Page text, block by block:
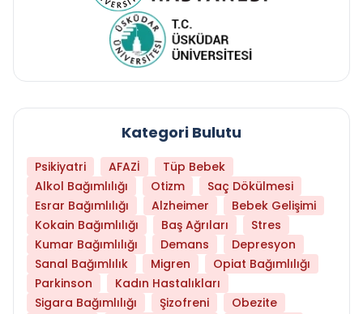
Kategori Bulutu
Psikiyatri AFAZİ
Tüp Bebek
Alkol Bağımlılığı
Otizm
Saç Dökülmesi
Esrar Bağımlılığı
Alzheimer
Bebek Gelişimi
Kokain Bağımlılığı
Baş Ağrıları
Stres
Kumar Bağımlılığı
Demans
Depresyon
Sanal Bağımlılık
Migren
Opiat Bağımlılığı
Parkinson
Kadın Hastalıkları
Sigara Bağımlılığı
Şizofreni
Obezite